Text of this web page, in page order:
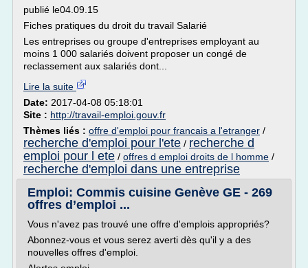
publié le04.09.15
Fiches pratiques du droit du travail Salarié
Les entreprises ou groupe d'entreprises employant au
moins 1 000 salariés doivent proposer un congé de
reclassement aux salariés dont...
Lire la suite
Date: 2017-04-08 05:18:01
Site : http://travail-emploi.gouv.fr
Thèmes liés : offre d'emploi pour francais a l'etranger /
recherche d'emploi pour l'ete / recherche d
emploi pour l ete / offres d emploi droits de l homme /
recherche d'emploi dans une entreprise
Emploi: Commis cuisine Genève GE - 269
offres d’emploi ...
Vous n'avez pas trouvé une offre d'emplois appropriés?
Abonnez-vous et vous serez averti dès qu'il y a des
nouvelles offres d'emploi.